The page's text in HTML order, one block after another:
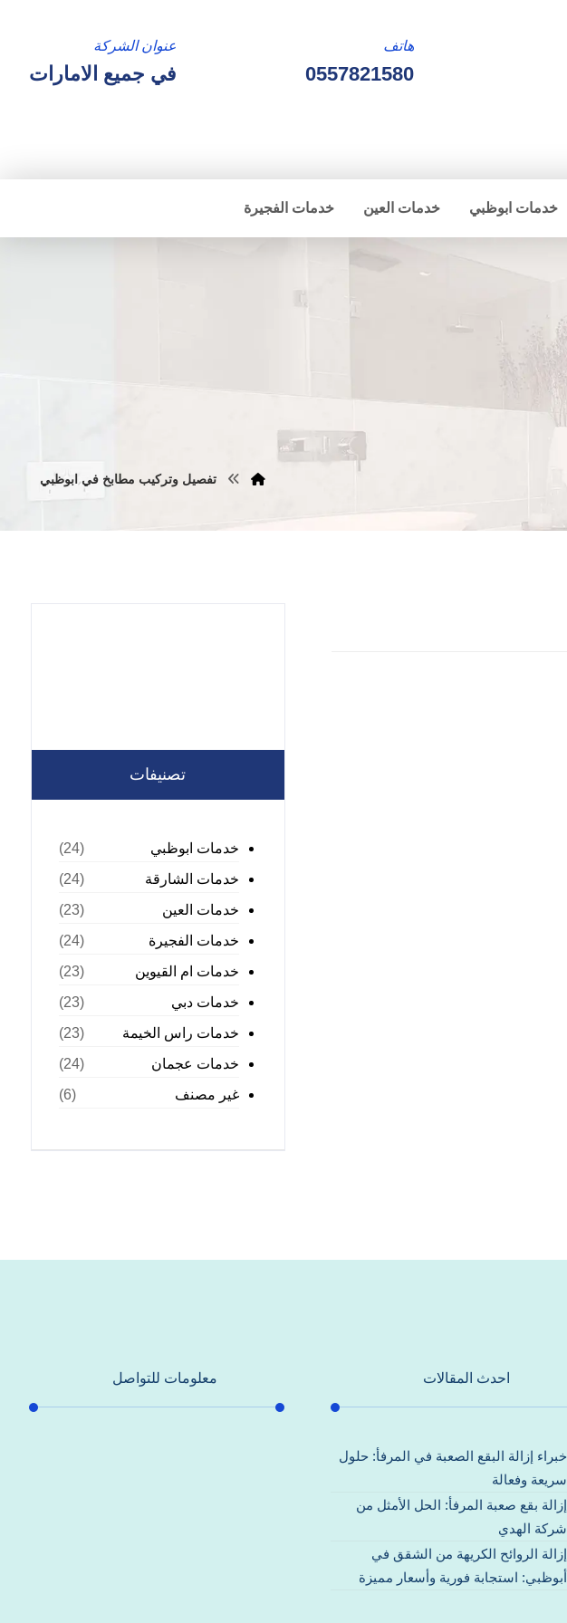
عنوان الشركة
في جميع الامارات
هاتف
0557821580
خدمات ابوظبي خدمات العين خدمات الفجيرة
تفصيل وتركيب مطابخ في ابوظبي
تصنيفات
خدمات ابوظبي
(24)
خدمات الشارقة
(24)
خدمات العين
(23)
خدمات الفجيرة
(24)
خدمات ام القيوين
(23)
خدمات دبي
(23)
خدمات راس الخيمة
(23)
خدمات عجمان
(24)
غير مصنف
(6)
احدث المقالات
خبراء إزالة البقع الصعبة في المرفأ: حلول
سريعة وفعالة
إزالة بقع صعبة المرفأ: الحل الأمثل من
شركة الهدي
إزالة الروائح الكريهة من الشقق في
أبوظبي: استجابة فورية وأسعار مميزة
معلومات للتواصل